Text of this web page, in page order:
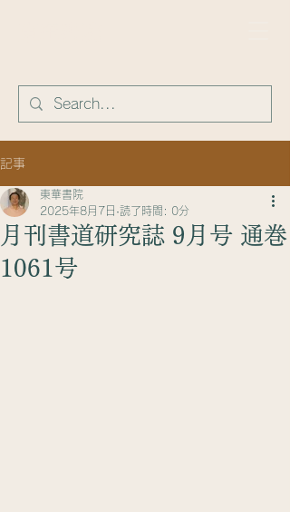
記事
月刊書道研究誌 9月号 通巻
1061号
東華書院
2025年8月7日 読了時間: 0分